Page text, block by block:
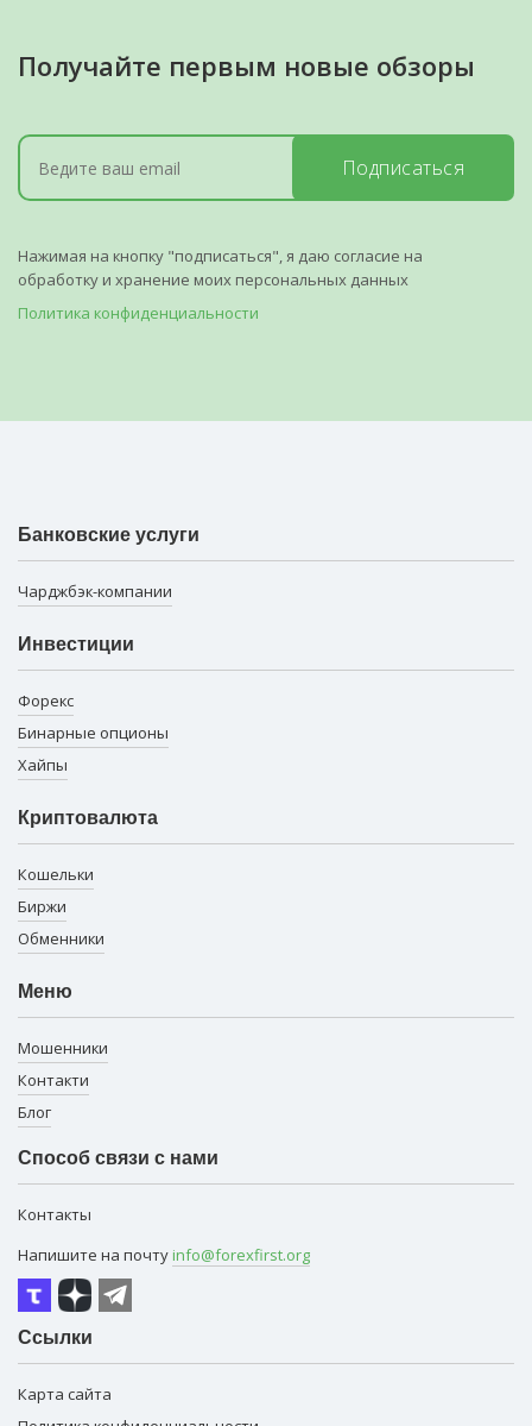
Получайте первым новые обзоры
Подписаться
Нажимая на кнопку "подписаться", я даю согласие на
обработку и хранение моих персональных данных
Политика конфиденциальности
Банковские услуги
Чарджбэк-компании
Инвестиции
Форекс
Бинарные опционы
Хайпы
Криптовалюта
Кошельки
Биржи
Обменники
Меню
Мошенники
Контакти
Блог
Способ связи с нами
Контакты
Напишите на почту info@forexfirst.org
Ссылки
Карта сайта